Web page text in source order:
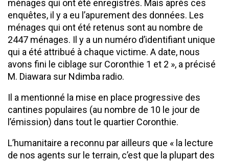
ménages qui ont été enregistrés. Mais après ces
enquêtes, il y a eu l’apurement des données. Les
ménages qui ont été retenus sont au nombre de
2447 ménages. Il y a un numéro d’identifiant unique
qui a été attribué à chaque victime. A date, nous
avons fini le ciblage sur Coronthie 1 et 2 », a précisé
M. Diawara sur Ndimba radio.
Il a mentionné la mise en place progressive des
cantines populaires (au nombre de 10 le jour de
l’émission) dans tout le quartier Coronthie.
L’humanitaire a reconnu par ailleurs que « la lecture
de nos agents sur le terrain, c’est que la plupart des